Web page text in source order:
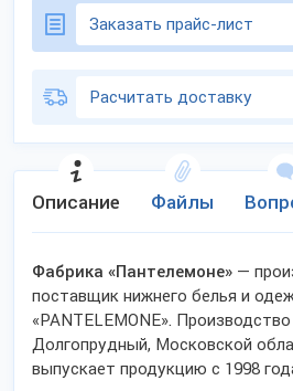
Заказать прайс-лист
Расчитать доставку
Описание Файлы
Фабрика «Пантелемоне» —
поставщик нижнего белья и
«PANTELEMONE».
Долгопрудный, Московской
выпускает продукцию с 1998